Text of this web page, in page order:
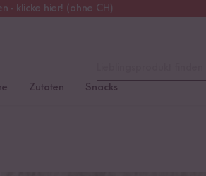
- klicke hier! (ohne CH)
Alle Zölle & Steuern inklusive
Zutaten Snacks